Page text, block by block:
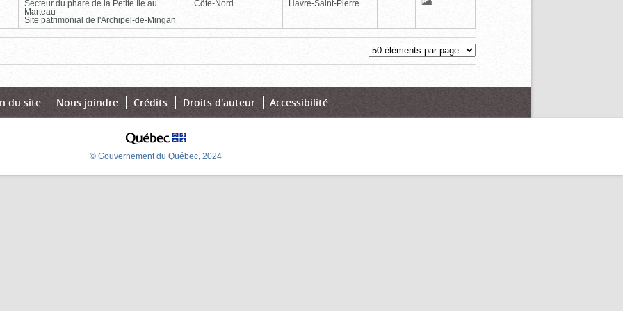
Secteur du phare de la Petite Île au
Marteau
Site patrimonial de l'Archipel-de-Mingan
Côte-Nord Havre-Saint-Pierre
du site Nous joindre Crédits Droits d'auteur Accessibilité
© Gouvernement du Québec, 2024